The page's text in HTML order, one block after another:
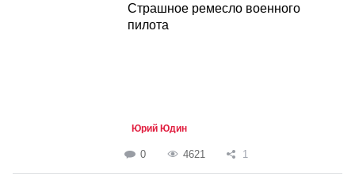
Страшное ремесло военного
пилота
Юрий Юдин
0 4621 1